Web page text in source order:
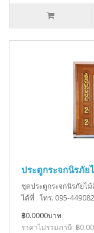
ประตูกระจกนิรภัย
ชุดประตูกระจกนิรภัยไ
ได้ที่ โทร. 095-
฿0.0000บาท
ราคาไม่รวมภาษี: ฿